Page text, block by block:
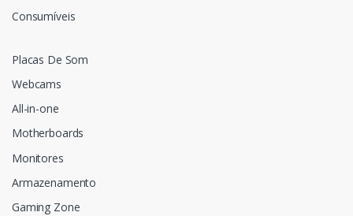
Consumíveis
Placas De Som
Webcams
All-in-one
Motherboards
Monitores
Armazenamento
Gaming Zone